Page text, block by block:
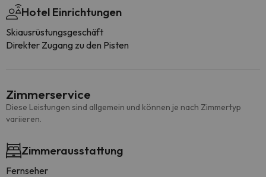
Hotel Einrichtungen
Skiausrüstungsgeschäft
Direkter Zugang zu den Pisten
Zimmerservice
Diese Leistungen sind allgemein und können je nach Zimmertyp
variieren.
Zimmerausstattung
Fernseher